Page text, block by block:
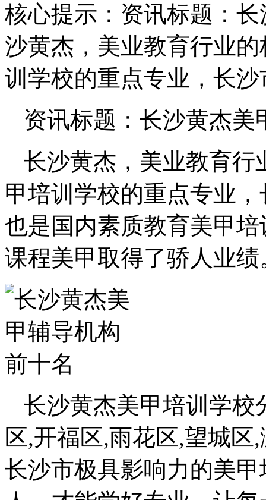
核心提示：资讯标题：
沙黄杰，美业教育行业
训学校的重点专业，长
资讯标题：长沙黄杰美
长沙黄杰，美业教育行
甲培训学校的重点专业
也是国内素质教育美甲
课程美甲取得了骄人业绩
长沙黄杰美甲培训学校
区,开福区,雨花区,望城
长沙市极具影响力的美